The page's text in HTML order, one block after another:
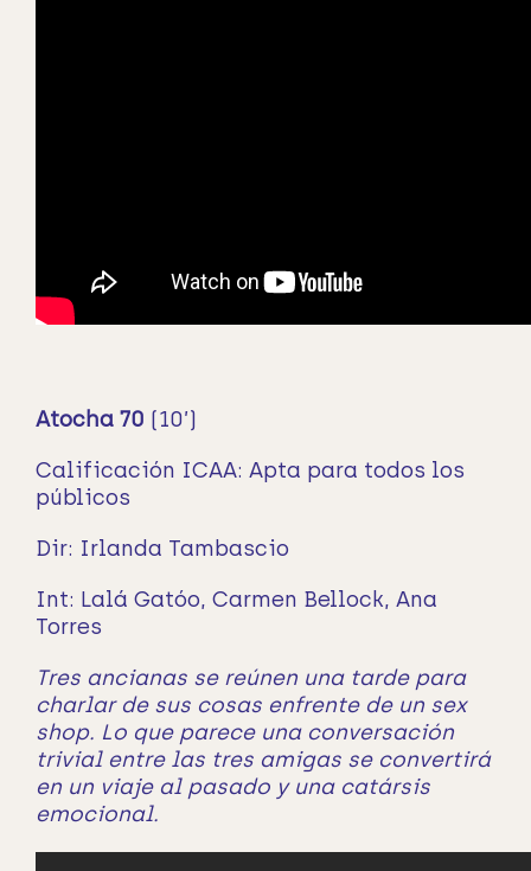
Atocha 70 (10’)
Calificación ICAA: Apta para todos los
públicos
Dir: Irlanda Tambascio
Int: Lalá Gatóo, Carmen Bellock, Ana
Torres
Tres ancianas se reúnen una tarde para
charlar de sus cosas enfrente de un sex
shop. Lo que parece una conversación
trivial entre las tres amigas se convertirá
en un viaje al pasado y una catársis
emocional.